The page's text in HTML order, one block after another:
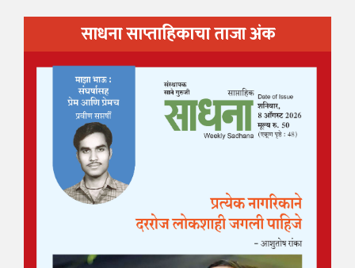
साधना साप्ताहिकाचा ताजा अंक